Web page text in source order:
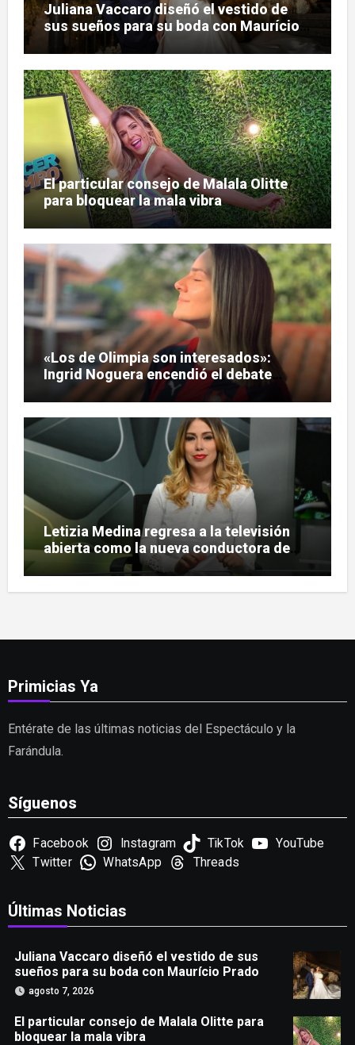
Juliana Vaccaro diseñó el vestido de
sus sueños para su boda con Maurício
Prado
El particular consejo de Malala Olitte
para bloquear la mala vibra
«Los de Olimpia son interesados»:
Ingrid Noguera encendió el debate
sobre las hinchadas
Letizia Medina regresa a la televisión
abierta como la nueva conductora de
«Pulso Urbano»
Primicias Ya
Entérate de las últimas noticias del Espectáculo y la
Farándula.
Síguenos
Facebook Instagram TikTok
YouTube
Twitter
WhatsApp Threads
Últimas Noticias
Juliana Vaccaro diseñó el vestido de sus
sueños para su boda con Maurício Prado
agosto 7, 2026
El particular consejo de Malala Olitte para
bloquear la mala vibra